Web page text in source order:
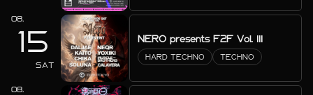
08.
15
SAT
NERO presents F2F Vol. III
HARD TECHNO TECHNO
08.